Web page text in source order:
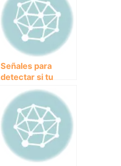
Señales para
detectar si tu
perro tiene fiebre
sin utilizar un
termómetro